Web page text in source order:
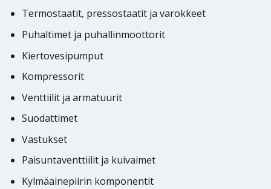
Termostaatit, pressostaatit ja varokkeet
Puhaltimet ja puhallinmoottorit
Kiertovesipumput
Kompressorit
Venttiilit ja armatuurit
Suodattimet
Vastukset
Paisuntaventtiilit ja kuivaimet
Kylmäainepiirin komponentit